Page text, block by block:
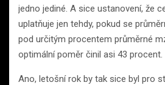
jedno jediné. A sice ustanovení, že
uplatňuje jen tehdy, pokud se
pod určitým procentem průměrné
optimální poměr činil asi 43 procent.
Ano, letošní rok by tak sice byl pro